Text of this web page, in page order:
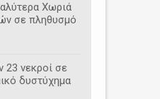
Χωριά
σε πληθυσμό
23 νεκροί σε
δυστύχημα